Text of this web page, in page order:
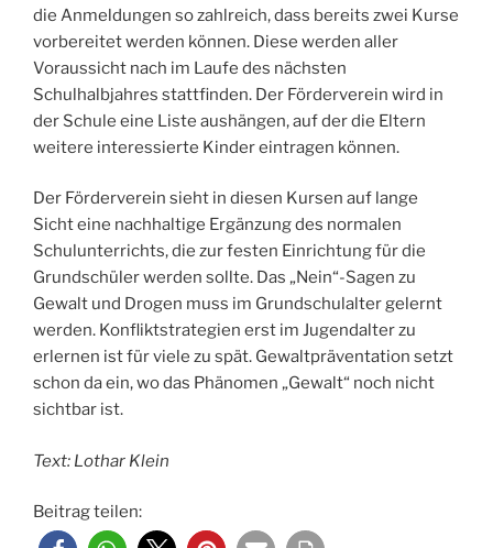
die Anmeldungen so zahlreich, dass bereits zwei Kurse
vorbereitet werden können. Diese werden aller
Voraussicht nach im Laufe des nächsten
Schulhalbjahres stattfinden. Der Förderverein wird in
der Schule eine Liste aushängen, auf der die Eltern
weitere interessierte Kinder eintragen können.
Der Förderverein sieht in diesen Kursen auf lange
Sicht eine nachhaltige Ergänzung des normalen
Schulunterrichts, die zur festen Einrichtung für die
Grundschüler werden sollte. Das „Nein“-Sagen zu
Gewalt und Drogen muss im Grundschulalter gelernt
werden. Konfliktstrategien erst im Jugendalter zu
erlernen ist für viele zu spät. Gewaltpräventation setzt
schon da ein, wo das Phänomen „Gewalt“ noch nicht
sichtbar ist.
Text: Lothar Klein
Beitrag teilen: